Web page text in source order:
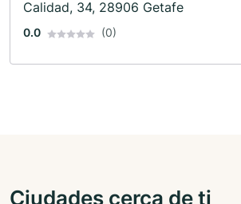
Calidad, 34, 28906 Getafe
0.0 (0)
Ciudades cerca de ti